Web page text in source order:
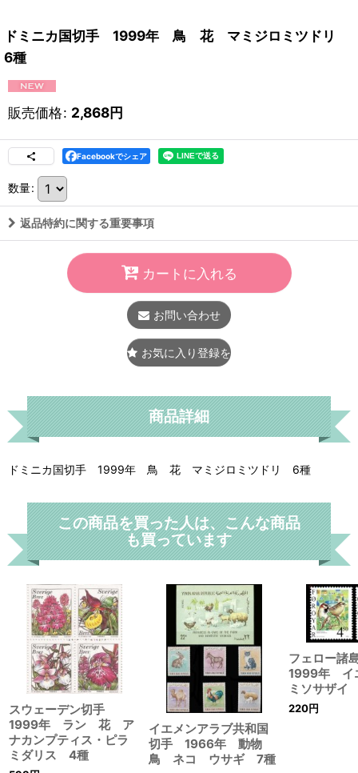
ドミニカ国切手 1999年 鳥 花 マミジロミツドリ
6種
販売価格: 2,868円
Facebookでシェア
数量:
返品特約に関する重要事項
カートに入れる
お問い合わせ
お気に入り登録をする
商品詳細
ドミニカ国切手 1999年 鳥 花 マミジロミツドリ 6種
この商品を買った人は、こんな商品
も買っています
スウェーデン切手
1999年 ラン 花 ア
ナカンプティス・ピラ
ミダリス 4種
イエメンアラブ共和国
切手 1966年 動物
鳥 ネコ ウサギ 7種
フェロー
1999年
ミソサザ
220円